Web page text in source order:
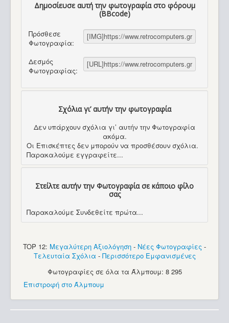
Δημοσίευσε αυτή την φωτογραφία στο φόρουμ
(BBcode)
Πρόσθεσε
Φωτογραφία:
Δεσμός
Φωτογραφίας:
Σχόλια γι’ αυτήν την φωτογραφία
Δεν υπάρχουν σχόλια γι’ αυτήν την Φωτογραφία
ακόμα.
Οι Επισκέπτες δεν μπορούν να προσθέσουν σχόλια.
Παρακαλούμε εγγραφείτε...
Στείλτε αυτήν την Φωτογραφία σε κάποιο φίλο
σας
Παρακαλούμε Συνδεθείτε πρώτα...
TOP 12: Μεγαλύτερη Αξιολόγηση - Νέες Φωτογραφίες -
Τελευταία Σχόλια - Περισσότερο Εμφανισμένες
Φωτογραφίες σε όλα τα Άλμπουμ: 8 295
Επιστροφή στο Άλμπουμ